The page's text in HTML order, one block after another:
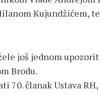
Kujundžićem,
još jednom
Brodu.
70. članak Ustava